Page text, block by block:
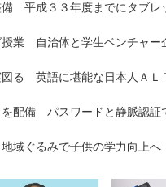
平成３３年度までにタブレ
業 自治体と学生ベンチャー
図る 英語に堪能な日本人ＡＬ
配備 パスワードと静脈認証
ぐるみで子供の学力向上へ